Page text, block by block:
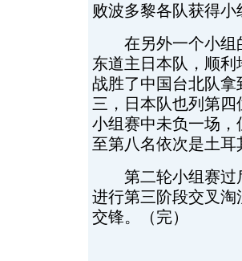
败波多黎各队获得
在另外一个小组
东道主日本队，顺
战胜了中国台北队
三，日本队也列第
小组赛中未负一场
至第八名依次是土
第二轮小组赛过
进行第三阶段交叉
交锋。（完）